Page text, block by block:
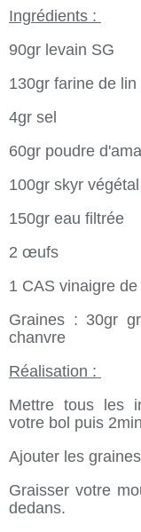
Ingrédients :
90gr levain SG
130gr farine de
4gr sel
60gr poudre
100gr skyr végétal
150gr eau filtrée
2 œufs
1 CAS vinaigre
Graines : 30gr
chanvre
Réalisation :
Mettre tous les
votre bol puis
Ajouter les
Graisser votre
dedans.